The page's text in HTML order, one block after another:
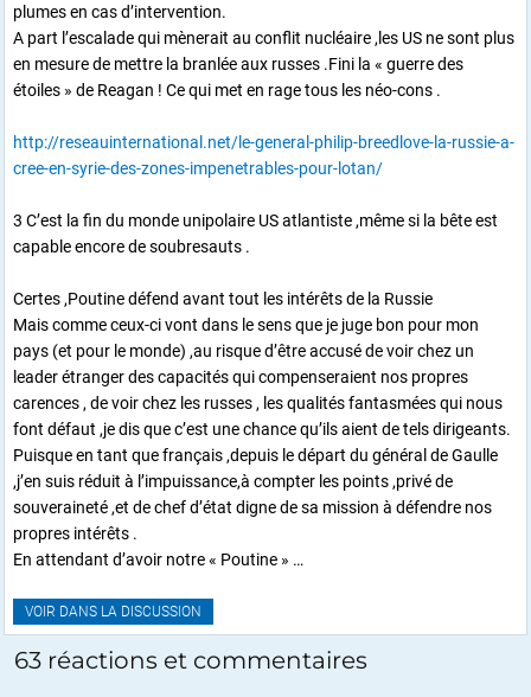
plumes en cas d’intervention.
A part l’escalade qui mènerait au conflit nucléaire ,les US ne sont plus
en mesure de mettre la branlée aux russes .Fini la « guerre des
étoiles » de Reagan ! Ce qui met en rage tous les néo-cons .
http://reseauinternational.net/le-general-philip-breedlove-la-russie-a-
cree-en-syrie-des-zones-impenetrables-pour-lotan/
3 C’est la fin du monde unipolaire US atlantiste ,même si la bête est
capable encore de soubresauts .
Certes ,Poutine défend avant tout les intérêts de la Russie
Mais comme ceux-ci vont dans le sens que je juge bon pour mon
pays (et pour le monde) ,au risque d’être accusé de voir chez un
leader étranger des capacités qui compenseraient nos propres
carences , de voir chez les russes , les qualités fantasmées qui nous
font défaut ,je dis que c’est une chance qu’ils aient de tels dirigeants.
Puisque en tant que français ,depuis le départ du général de Gaulle
,j’en suis réduit à l’impuissance,à compter les points ,privé de
souveraineté ,et de chef d’état digne de sa mission à défendre nos
propres intérêts .
En attendant d’avoir notre « Poutine » …
VOIR DANS LA DISCUSSION
63 réactions et commentaires